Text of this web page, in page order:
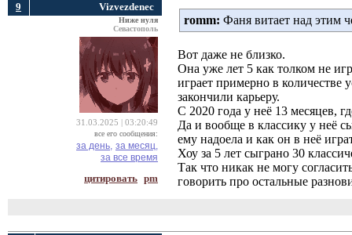
9 Vizvezdenec
Ниже нуля
Севастополь
31.03.2025 | 03:20:49
все его сообщения:
за день, за месяц,
за все время
цитировать pm
romm: Фаня витает над этим
Вот даже не близко.
Она уже лет 5 как толком не
играет примерно в количестве
закончили карьеру.
С 2020 года у неё 13 месяцев,
Да и вообще в классику у неё
ему надоела и как он в неё
Хоу за 5 лет сыграно 30
Так что никак не могу
говорить про остальные